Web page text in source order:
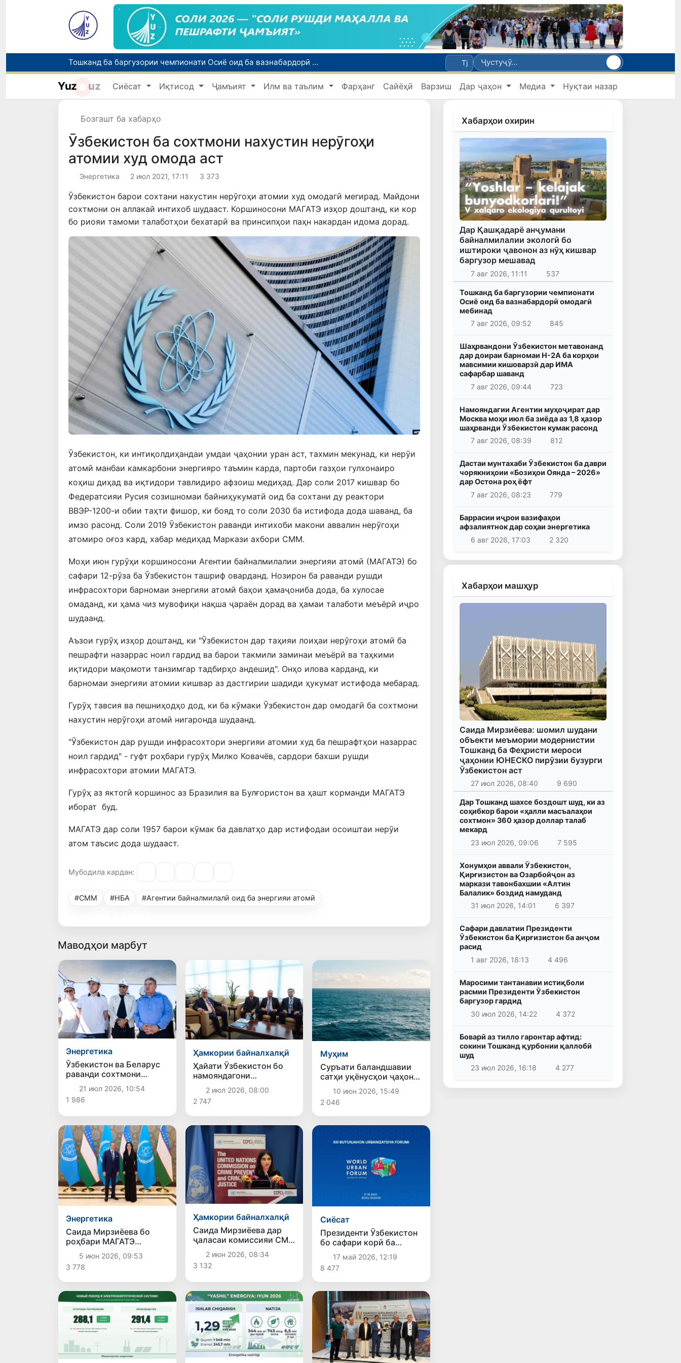
Тошканд ба баргузории чемпионати Осиё оид ба вазнабардорӣ омодагӣ мебинад
Шаҳрвандони Ӯзбекистон метавонанд дар доираи барномаи H-2A ба корҳои мавсимии кишоварзӣ дар ИМА сафарбар шаванд
Намояндагии Агентии муҳоҷират дар Москва моҳи июл ба зиёда аз 1,8 ҳазор шаҳрванди Ӯзбекистон кумак расонд
Дастаи мунтахаби Ӯзбекистон ба даври чорякниҳоии «Бозиҳои Оянда – 2026» дар Остона роҳ ёфт
Tj
Yuz uz Сиёсат Иқтисод Ҷамъият Илм ва таълим Фарҳанг Сайёҳӣ Варзиш Дар ҷаҳон Медиа Нуқтаи назар
Бозгашт ба хабарҳо
Ӯзбекистон ба сохтмони нахустин нерӯгоҳи
атомии худ омода аст
Энергетика 2 июл 2021, 17:11 3 373
Ӯзбекистон барои сохтани нахустин нерӯгоҳи атомии худ омодагӣ мегирад. Майдони
сохтмони он аллакай интихоб шудааст. Коршиносони МАГАТЭ изҳор доштанд, ки кор
бо риояи тамоми талаботҳои бехатарӣ ва принсипҳои паҳн накардан идома дорад.
Ӯзбекистон, ки интиқолдиҳандаи умдаи ҷаҳонии уран аст, тахмин мекунад, ки нерӯи
атомӣ манбаи камкарбони энергияро таъмин карда, партоби газҳои гулхонаиро
коҳиш диҳад ва иқтидори тавлидиро афзоиш медиҳад. Дар соли 2017 кишвар бо
Федератсияи Русия созишномаи байниҳукуматӣ оид ба сохтани ду реактори
ВВЭР-1200-и обии таҳти фишор, ки бояд то соли 2030 ба истифода дода шаванд, ба
имзо расонд. Соли 2019 Ӯзбекистон раванди интихоби макони аввалин нерӯгоҳи
атомиро оғоз кард, хабар медиҳад Маркази ахбори СММ.
Моҳи июн гурӯҳи коршиносони Агентии байналмилалии энергияи атомӣ (МАГАТЭ) бо
сафари 12-рӯза ба Ӯзбекистон ташриф оварданд. Нозирон ба раванди рушди
инфрасохтори барномаи энергияи атомӣ баҳои ҳамаҷониба дода, ба хулосае
омаданд, ки ҳама чиз мувофиқи нақша ҷараён дорад ва ҳамаи талаботи меъёрӣ иҷро
шудаанд.
Аъзои гурӯҳ изҳор доштанд, ки "Ӯзбекистон дар таҳияи лоиҳаи нерӯгоҳи атомӣ ба
пешрафти назаррас ноил гардид ва барои такмили заминаи меъёрӣ ва таҳкими
иқтидори мақомоти танзимгар тадбирҳо андешид". Онҳо илова карданд, ки
барномаи энергияи атомии кишвар аз дастгирии шадиди ҳукумат истифода мебарад.
Гурӯҳ тавсия ва пешниҳодҳо дод, ки ба кӯмаки Ӯзбекистон дар омодагӣ ба сохтмони
нахустин нерӯгоҳи атомӣ нигаронда шудаанд.
"Ӯзбекистон дар рушди инфрасохтори энергияи атомии худ ба пешрафтҳои назаррас
ноил гардид" - гуфт роҳбари гурӯҳ Милко Ковачёв, сардори бахши рушди
инфрасохтори атомии МАГАТЭ.
Гурӯҳ аз яктогӣ коршинос аз Бразилия ва Булғористон ва ҳашт корманди МАГАТЭ
иборат буд.
МАГАТЭ дар соли 1957 барои кӯмак ба давлатҳо дар истифодаи осоиштаи нерӯи
атом таъсис дода шудааст.
Мубодила кардан:
#СММ #НБА #Агентии байналмилалӣ оид ба энергияи атомӣ
Маводҳои марбут
Энергетика
Ӯзбекистон ва Беларус
раванди сохтмони
неругоҳи атомиро дар
вилояти Ҷиззах баррасӣ
карданд
21 июл 2026, 10:54
1 986
Ҳамкории байналхалқӣ
Ҳайати Ӯзбекистон бо
намояндагони
воломақоми СММ як
қатор мулоқотҳо
баргузор кард
2 июл 2026, 08:00
2 747
Муҳим
Суръати баландшавии
сатҳи уқёнусҳои ҷаҳон
дар 10 соли охир ду
баробар зиёд
шудааст,изҳор намуданд
дар СММ
10 июн 2026, 15:49
2 046
Энергетика
Саида Мирзиёева бо
роҳбари МАГАТЭ
масъалаҳои рушди
энергетикаи ҳастаиро
дар Ӯзбекистон баррасӣ
кард
5 июн 2026, 09:53
3 778
Ҳамкории байналхалқӣ
Саида Мирзиёева дар
ҷаласаи комиссияи СММ
дар Вена маърӯзаи
миллии Ӯзбекистонро
муаррифӣ кард
2 июн 2026, 08:34
3 132
Сиёсат
Президенти Ӯзбекистон
бо сафари корӣ ба
Озарбойҷон меравад
17 май 2026, 12:19
8 477
Хабарҳои охирин
Дар Қашқадарё анҷумани
байналмилалии экологӣ бо
иштироки ҷавонон аз нӯҳ кишвар
баргузор мешавад
7 авг 2026, 11:11 537
Тошканд ба баргузории чемпионати
Осиё оид ба вазнабардорӣ омодагӣ
мебинад
7 авг 2026, 09:52
845
Шаҳрвандони Ӯзбекистон метавонанд
дар доираи барномаи H-2A ба корҳои
мавсимии кишоварзӣ дар ИМА
сафарбар шаванд
7 авг 2026, 09:44
723
Намояндагии Агентии муҳоҷират дар
Москва моҳи июл ба зиёда аз 1,8 ҳазор
шаҳрванди Ӯзбекистон кумак расонд
7 авг 2026, 08:39
812
Дастаи мунтахаби Ӯзбекистон ба даври
чорякниҳоии «Бозиҳои Оянда – 2026»
дар Остона роҳ ёфт
7 авг 2026, 08:23
779
Баррасии иҷрои вазифаҳои
афзалиятнок дар соҳаи энергетика
6 авг 2026, 17:03
2 320
Хабарҳои машҳур
Саида Мирзиёева: шомил шудани
объекти меъмории модернистии
Тошканд ба Феҳристи мероси
ҷаҳонии ЮНЕСКО пирӯзии бузурги
Ӯзбекистон аст
27 июл 2026, 08:40 9 690
Дар Тошканд шахсе боздошт шуд, ки аз
соҳибкор барои «ҳалли масъалаҳои
сохтмон» 360 ҳазор доллар талаб
мекард
23 июл 2026, 09:06
7 595
Хонумҳои аввали Ӯзбекистон,
Қирғизистон ва Озарбойҷон аз
маркази тавонбахшии «Алтин
Балалик» боздид намуданд
31 июл 2026, 14:01
6 397
Сафари давлатии Президенти
Ӯзбекистон ба Қирғизистон ба анҷом
расид
1 авг 2026, 18:13
4 496
Маросими тантанавии истиқболи
расмии Президенти Ӯзбекистон
баргузор гардид
30 июл 2026, 14:22
4 372
Боварӣ аз тилло гаронтар афтид:
сокини Тошканд қурбонии қаллобӣ
шуд
23 июл 2026, 16:18
4 277